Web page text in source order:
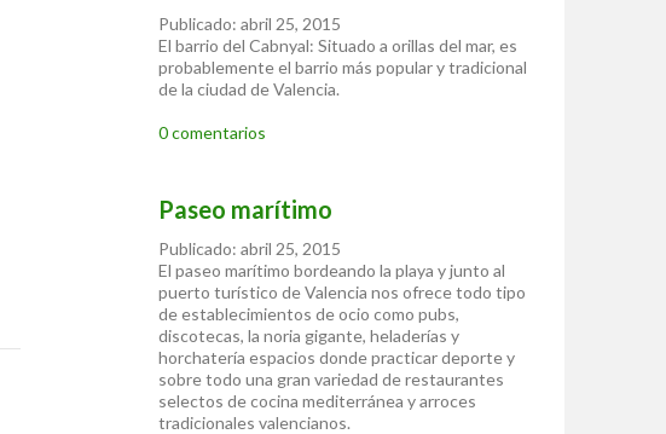
Publicado: abril 25, 2015
El barrio del Cabnyal: Situado a orillas del mar, es
probablemente el barrio más popular y tradicional
de la ciudad de Valencia.
0 comentarios
Paseo marítimo
Publicado: abril 25, 2015
El paseo marítimo bordeando la playa y junto al
puerto turístico de Valencia nos ofrece todo tipo
de establecimientos de ocio como pubs,
discotecas, la noria gigante, heladerías y
horchatería espacios donde practicar deporte y
sobre todo una gran variedad de restaurantes
selectos de cocina mediterránea y arroces
tradicionales valencianos.